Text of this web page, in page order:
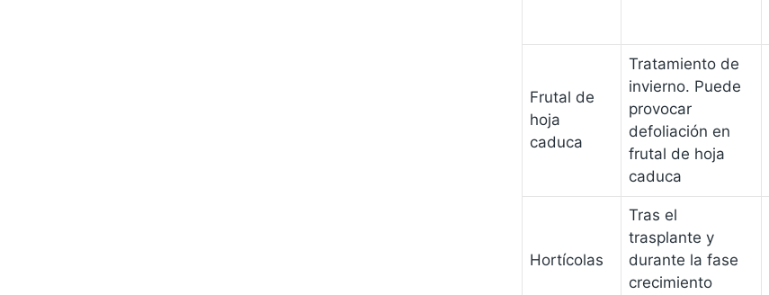
Frutal de
hoja
caduca
Tratamiento de
invierno. Puede
provocar
defoliación en
frutal de hoja
caduca
Hortícolas
Tras el
trasplante y
durante la fase
crecimiento